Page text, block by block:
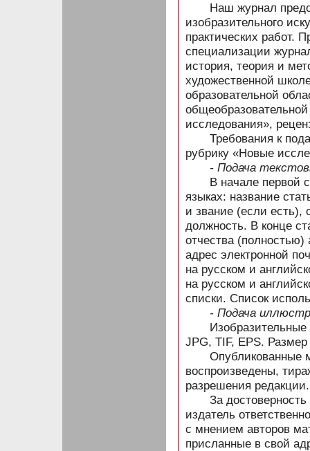
Наш журнал
изобразительного
практических работ.
специализации
история, теория и
художественной
образовательной
исследования»,
Требования к
рубрику «Новые
- Подача
В начале первой
языках: название
и звание (если есть),
должность. В конце
отчества
адрес электронной
на русском и
на русском и
списки. Список
- Подача
Изобразительные
JPG, TIF, EPS.
Опубликованные
воспроизведены,
разрешения редакции.
За достоверность
издатель
с мнением авторов
присланные в свой